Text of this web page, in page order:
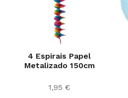
4 Espirais Papel
Metalizado 150cm
1,95 €